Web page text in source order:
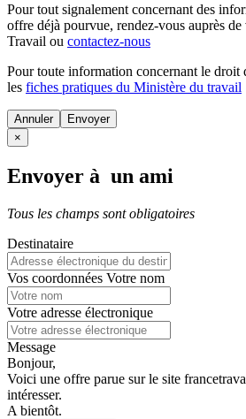
Pour tout signalement concernant des
offre déjà pourvue, rendez-vous auprès
Travail ou contactez-nous
Pour toute information concernant le droit
les fiches pratiques du Ministère du travail
Annuler
×
Envoyer à un ami
Tous les champs sont obligatoires
Destinataire
Vos coordonnées Votre nom
Votre adresse électronique
Message
Bonjour,
Voici une offre parue sur le site
intéresser.
A bientôt.